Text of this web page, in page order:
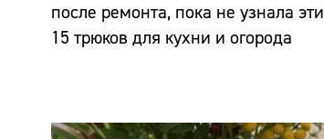
после ремонта, пока не узнала эти
15 трюков для кухни и огорода